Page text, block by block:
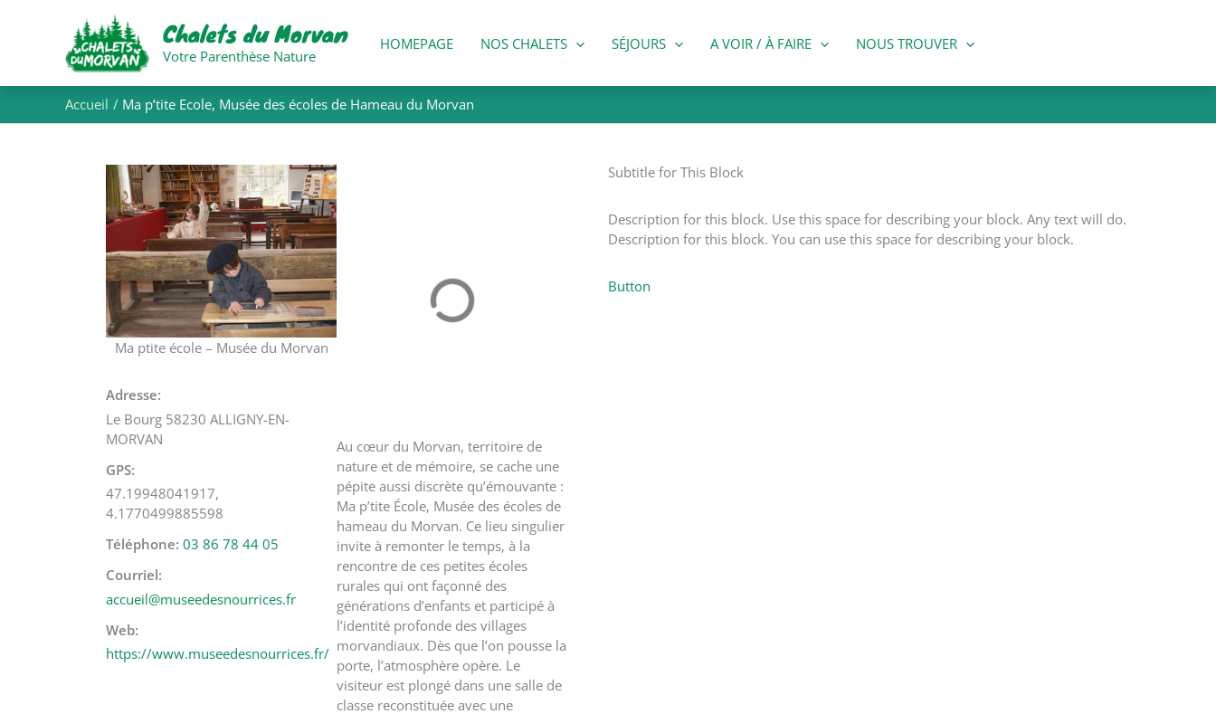
Chalets du Morvan
Votre Parenthèse Nature
HOMEPAGE NOS CHALETS SÉJOURS A VOIR / À FAIRE NOUS TROUVER
Accueil Ma p’tite Ecole, Musée des écoles de Hameau du Morvan
Ma ptite école – Musée du Morvan
Adresse
Le Bourg 58230 ALLIGNY-EN-
MORVAN
GPS
47.19948041917,
4.1770499885598
Téléphone 03 86 78 44 05
Courriel
accueil@museedesnourrices.fr
Web
https://www.museedesnourrices.fr/
Au cœur du Morvan, territoire de
nature et de mémoire, se cache une
pépite aussi discrète qu’émouvante :
Ma p’tite École, Musée des écoles de
hameau du Morvan. Ce lieu singulier
invite à remonter le temps, à la
rencontre de ces petites écoles
rurales qui ont façonné des
générations d’enfants et participé à
l’identité profonde des villages
morvandiaux. Dès que l’on pousse la
porte, l’atmosphère opère. Le
visiteur est plongé dans une salle de
classe reconstituée avec une
Subtitle for This Block
Description for this block. Use this space for describing your block. Any text will do.
Description for this block. You can use this space for describing your block.
Button